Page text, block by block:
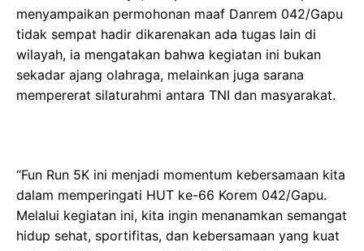
menyampaikan permohonan maaf Danrem 042/Gapu
tidak sempat hadir dikarenakan ada tugas lain di
wilayah, ia mengatakan bahwa kegiatan ini bukan
sekadar ajang olahraga, melainkan juga sarana
mempererat silaturahmi antara TNI dan masyarakat.
“Fun Run 5K ini menjadi momentum kebersamaan kita
dalam memperingati HUT ke-66 Korem 042/Gapu.
Melalui kegiatan ini, kita ingin menanamkan semangat
hidup sehat, sportifitas, dan kebersamaan yang kuat